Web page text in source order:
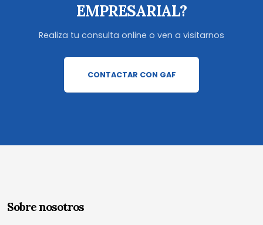
EMPRESARIAL?
Realiza tu consulta online o ven a visitarnos
CONTACTAR CON GAF
Sobre nosotros